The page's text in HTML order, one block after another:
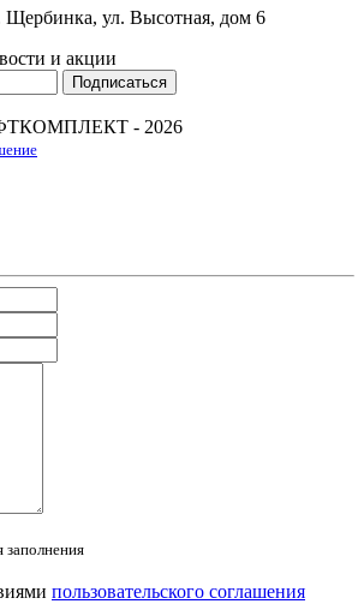
Щербинка, ул. Высотная, дом 6
и акции
- 2026
заполнения
пользовательского соглашения